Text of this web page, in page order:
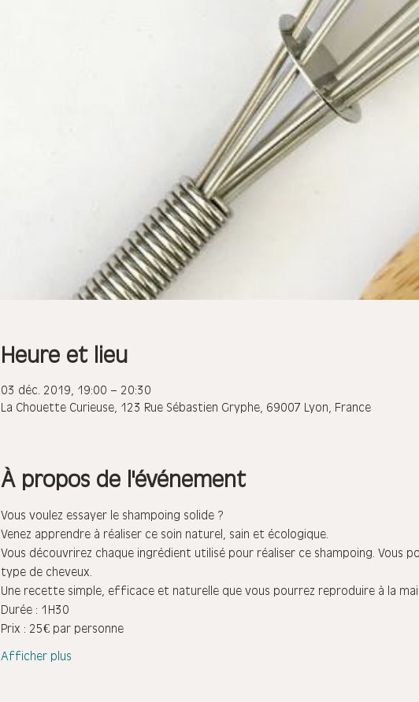
Heure et lieu
03 déc. 2019, 19:00 – 20:30
La Chouette Curieuse, 123 Rue Sébastien Gryphe, 69007 Lyon, France
À propos de l'événement
Vous découvrirez chaque ingrédient utilisé pour réaliser ce shampoing. Vous
Prix : 25€ par personne
Afficher plus